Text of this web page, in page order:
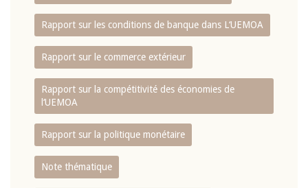
Rapport sur les conditions de banque dans L‘UEMOA
Rapport sur le commerce extérieur
Rapport sur la compétitivité des économies de
l‘UEMOA
Rapport sur la politique monétaire
Note thématique